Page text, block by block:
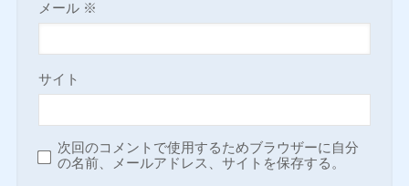
メール ※
サイト
次回のコメントで使用するためブラウザーに自分
の名前、メールアドレス、サイトを保存する。